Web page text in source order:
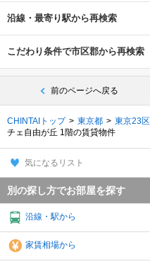
沿線・最寄り駅から再検索
こだわり条件で市区郡から再検索
前のページへ戻る
CHINTAIトップ 東京都 東京23区
チェ自由が丘 1階の賃貸物件
気になるリスト
別の探し方でお部屋を探す
沿線・駅から
家賃相場から